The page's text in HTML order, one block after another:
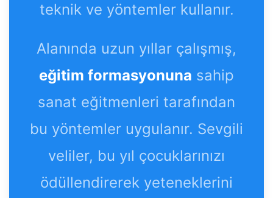
teknik ve yöntemler kullanır.
Alanında uzun yıllar çalışmış,
eğitim formasyonuna sahip
sanat eğitmenleri tarafından
bu yöntemler uygulanır. Sevgili
veliler, bu yıl çocuklarınızı
ödüllendirerek yeteneklerini